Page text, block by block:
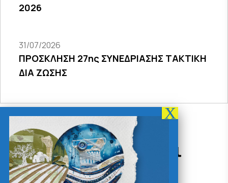
2026
31/07/2026
ΠΡΟΣΚΛΗΣΗ 27ης ΣΥΝΕΔΡΙΑΣΗΣ ΤΑΚΤΙΚΗ
ΔΙΑ ΖΩΣΗΣ
Δράσεις - Χρήσιμοι
Σύνδεσμοι